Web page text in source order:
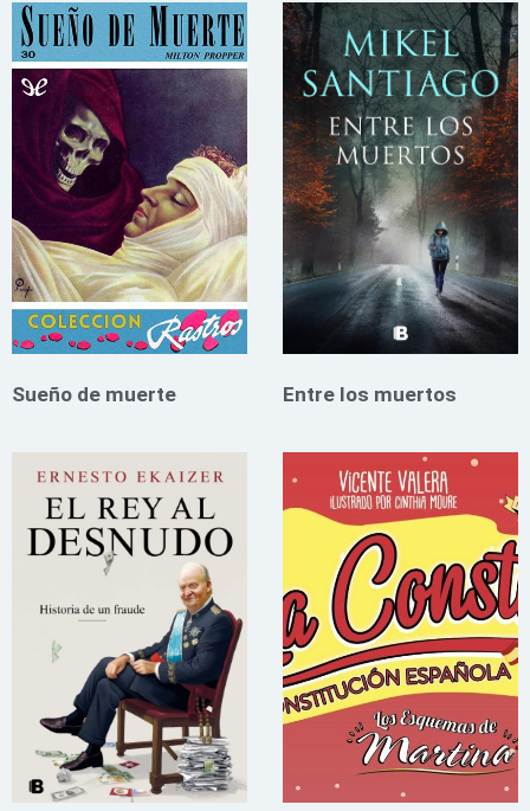
Sueño de muerte Entre los muertos